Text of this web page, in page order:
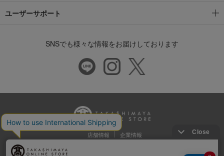
ユーザーサポート
SNSでも様々な情報をお届けしております
店舗情報 企業情報